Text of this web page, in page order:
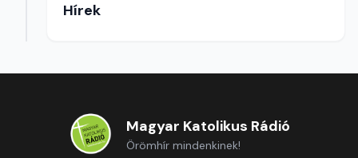
Hírek
Magyar Katolikus Rádió
Örömhír mindenkinek!